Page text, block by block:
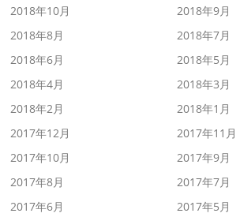
2018年10月
2018年9月
2018年8月
2018年7月
2018年6月
2018年5月
2018年4月
2018年3月
2018年2月
2018年1月
2017年12月
2017年11月
2017年10月
2017年9月
2017年8月
2017年7月
2017年6月
2017年5月